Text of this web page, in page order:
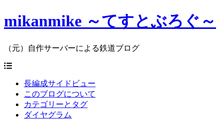
mikanmike ～てすとぶろぐ～
（元）自作サーバーによる鉄道ブログ
長編成サイドビュー
このブログについて
カテゴリーとタグ
ダイヤグラム